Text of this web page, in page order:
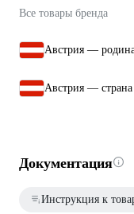
Все товары бренда
Австрия —
Австрия — страна
Документация
Инструкция к